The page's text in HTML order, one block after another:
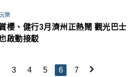
樂
櫻、健行3月濟州正熱鬧 觀光巴士
啟動接駁
3 4 5 6 7